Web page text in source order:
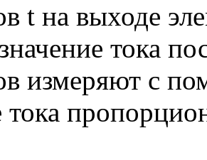
t на выходе
тока
измеряют с
тока